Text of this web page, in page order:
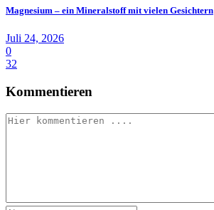
Magnesium – ein Mineralstoff mit vielen Gesichtern
Juli 24, 2026
0
32
Kommentieren